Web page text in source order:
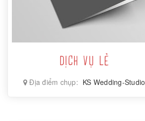
DỊCH VỤ LẺ
Địa điểm chụp: KS Wedding-Studio